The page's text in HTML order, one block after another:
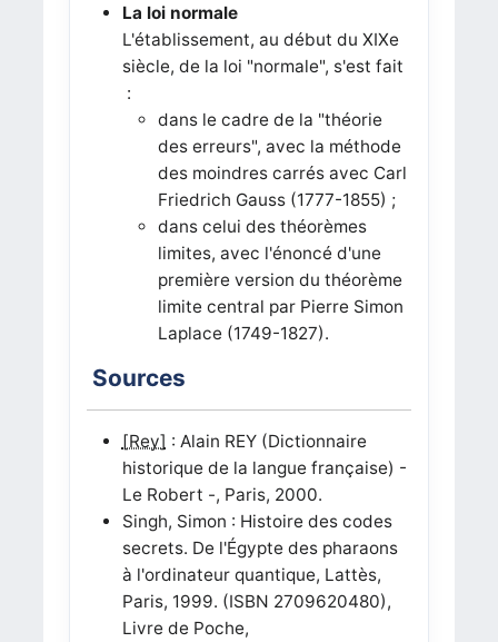
La loi normale
L'établissement, au début du XIXe
siècle, de la loi "normale", s'est fait
:
dans le cadre de la "théorie
des erreurs", avec la méthode
des moindres carrés avec Carl
Friedrich Gauss (1777-1855) ;
dans celui des théorèmes
limites, avec l'énoncé d'une
première version du théorème
limite central par Pierre Simon
Laplace (1749-1827).
Sources
[Rey] : Alain REY (Dictionnaire
historique de la langue française) -
Le Robert -, Paris, 2000.
Singh, Simon : Histoire des codes
secrets. De l'Égypte des pharaons
à l'ordinateur quantique, Lattès,
Paris, 1999. (ISBN 2709620480),
Livre de Poche,